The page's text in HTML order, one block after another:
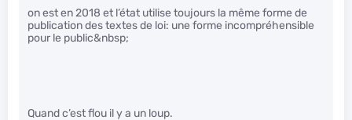
on est en 2018 et l’état utilise toujours la même forme de
publication des textes de loi: une forme incompréhensible
pour le public&nbsp;
Quand c’est flou il y a un loup.